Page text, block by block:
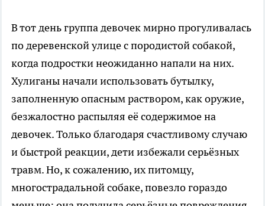
В тот день группа девочек мирно прогуливалась
по деревенской улице с породистой собакой,
когда подростки неожиданно напали на них.
Хулиганы начали использовать бутылку,
заполненную опасным раствором, как оружие,
безжалостно распыляя её содержимое на
девочек. Только благодаря счастливому случаю
и быстрой реакции, дети избежали серьёзных
травм. Но, к сожалению, их питомцу,
многострадальной собаке, повезло гораздо